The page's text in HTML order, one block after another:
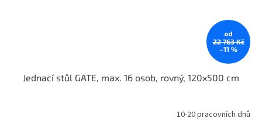
od
22 763 Kč
–11 %
Jednací stůl GATE, max. 16 osob, rovný, 120x500 cm
10-20 pracovních dnů